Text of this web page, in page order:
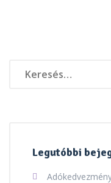
Legutóbbi